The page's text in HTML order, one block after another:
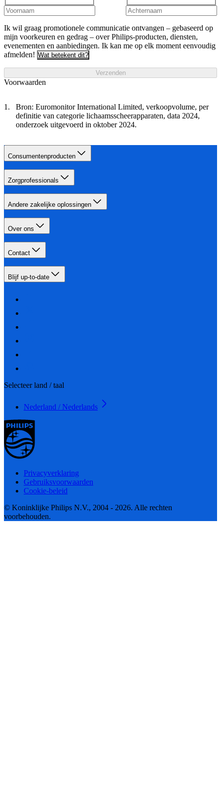
Ik wil graag promotionele communicatie ontvangen – gebaseerd op
mijn voorkeuren en gedrag – over Philips-producten, diensten,
evenementen en aanbiedingen. Ik kan me op elk moment eenvoudig
afmelden! Wat betekent dit?
Verzenden
Voorwaarden
Bron: Euromonitor International Limited, verkoopvolume, per
definitie van categorie lichaamsscheerapparaten, data 2024,
onderzoek uitgevoerd in oktober 2024.
Consumentenproducten
Zorgprofessionals
Andere zakelijke oplossingen
Over ons
Contact
Blijf up-to-date
Selecteer land / taal
Nederland / Nederlands
Privacyverklaring
Gebruiksvoorwaarden
Cookie-beleid
© Koninklijke Philips N.V., 2004 - 2026. Alle rechten
voorbehouden.